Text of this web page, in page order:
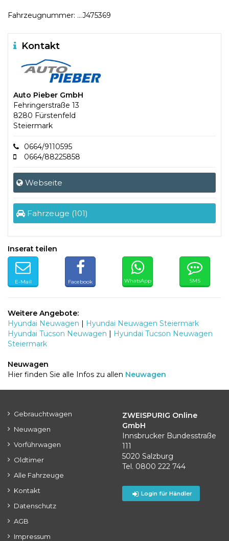
Fahrzeugnummer: ...J475369
Kontakt
Auto Pieber GmbH
Fehringerstraße 13
8280 Fürstenfeld
Steiermark
0664/9110595
0664/88225858
Webseite
Fahrzeuge (101)
Inserat teilen
E-Mail Facebook WhatsApp SMS
Weitere Angebote:
Hyundai Neuwagen | Hyundai Neuwagen Steiermark
Hyundai Tucson Neuwagen | Hyundai Tucson Neuwagen
Steiermark
Neuwagen
Hier finden Sie alle Infos zu allen Neuwagen
Gebrauchtwagen
Neuwagen
Vorführwagen
Oldtimer
Alle Fahrzeuge
Kontakt
Datenschutz
AGB
Impressum
ZWEISPURIG Online
GmbH
Innsbrucker Bundesstraße
111
5020 Salzburg
Tel. 0800 222 744
Login für Händler